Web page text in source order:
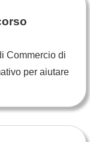
Commercio di
per aiutare